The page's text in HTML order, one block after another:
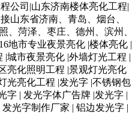
公司|山东济南楼体亮化工程|
山东省济南、青岛、烟台、
、菏泽、枣庄、德州、滨州、
地市专业夜景亮化 |楼体亮化 |
城市夜景亮化 |外墙灯光工程 |
亮化照明工程 |景观灯光亮化
光亮化工程 |发光字 |不锈钢包
| 发光字体广告牌 |发光字 |
光字制作厂家 | 铝边发光字 |